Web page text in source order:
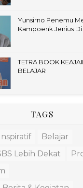
Yunsirno Penemu
Kampoenk Jenius
TETRA BOOK
BELAJAR
TAGS
Belajar
Lebih Dekat